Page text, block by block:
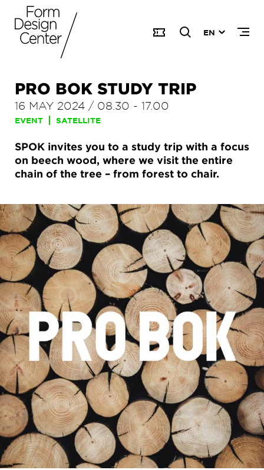
EN
PRO BOK STUDY TRIP
16 MAY 2024 / 08.30 - 17.00
EVENT SATELLITE
SPOK invites you to a study trip with a focus
on beech wood, where we visit the entire
chain of the tree – from forest to chair.